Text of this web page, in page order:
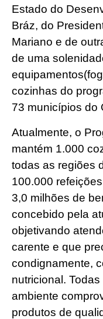
Estado do
Bráz, do
Mariano e de
de uma
cozinhas do
73 municípios do
Atualmente, o
mantém 1.000
todas as regiões
100.000
3,0 milhões de
concebido pela
objetivando
carente e que
condignamente,
nutricional.
ambiente
produtos de